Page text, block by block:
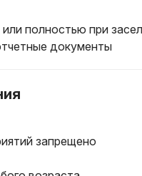
полностью при
документы
запрещено